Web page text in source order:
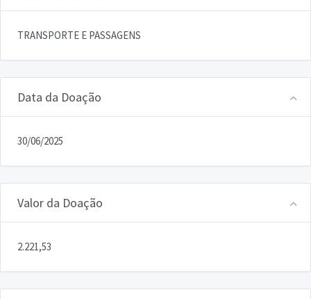
TRANSPORTE E PASSAGENS
Data da Doação
30/06/2025
Valor da Doação
2.221,53